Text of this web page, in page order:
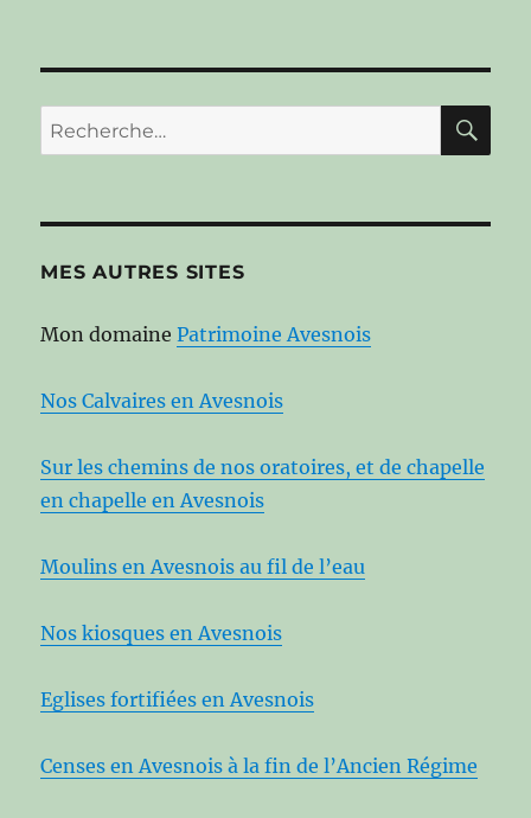
Recherche
pour :
MES AUTRES SITES
Mon domainePatrimoine Avesnois
Nos Calvaires en Avesnois
Sur les chemins de nos oratoires, et de chapelle
en chapelle en Avesnois
Moulins en Avesnois au fil de l’eau
Nos kiosques en Avesnois
Eglises fortifiées en Avesnois
Censes en Avesnois à la fin de l’Ancien Régime